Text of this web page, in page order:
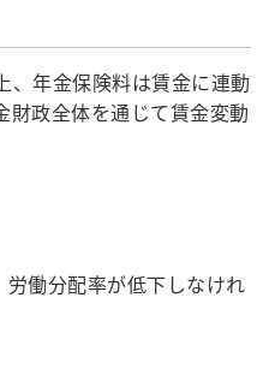
年金保険料は賃金に連動
財政全体を通じて賃金変動
働分配率が低下しなけれ